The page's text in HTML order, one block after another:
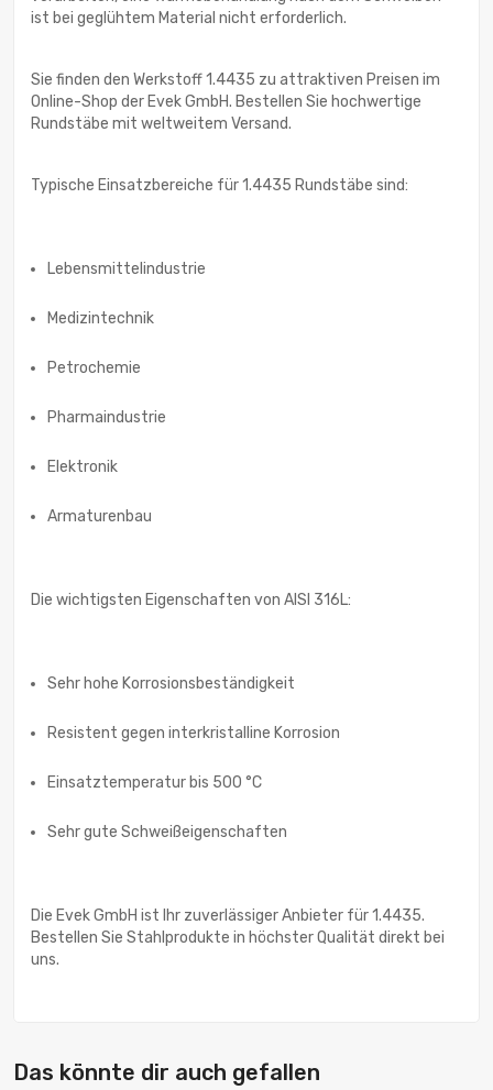
ist bei geglühtem Material nicht erforderlich.
Sie finden den Werkstoff 1.4435 zu attraktiven Preisen im
Online-Shop der Evek GmbH. Bestellen Sie hochwertige
Rundstäbe mit weltweitem Versand.
Typische Einsatzbereiche für 1.4435 Rundstäbe sind:
Lebensmittelindustrie
Medizintechnik
Petrochemie
Pharmaindustrie
Elektronik
Armaturenbau
Die wichtigsten Eigenschaften von AISI 316L:
Sehr hohe Korrosionsbeständigkeit
Resistent gegen interkristalline Korrosion
Einsatztemperatur bis 500 °C
Sehr gute Schweißeigenschaften
Die Evek GmbH ist Ihr zuverlässiger Anbieter für 1.4435.
Bestellen Sie Stahlprodukte in höchster Qualität direkt bei
uns.
Das könnte dir auch gefallen